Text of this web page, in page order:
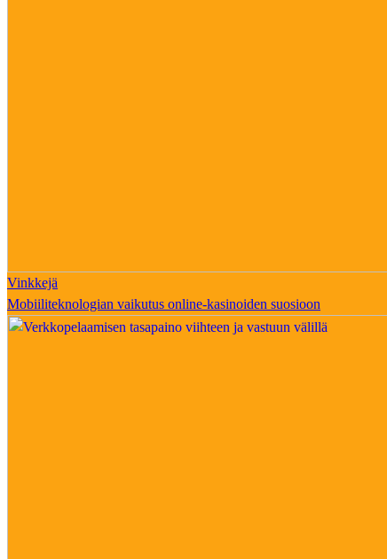
Vinkkejä
Mobiiliteknologian vaikutus online-kasinoiden suosioon